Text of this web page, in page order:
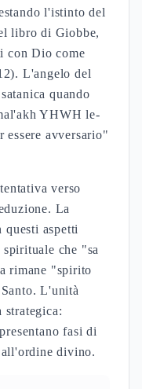
l'istinto del
libro di Giobbe,
con Dio come
L'angelo del
quando
YHWH le-
essere avversario"
verso
La
aspetti
spirituale che "sa
rimane "spirito
L'unità
strategica:
fasi di
divino.